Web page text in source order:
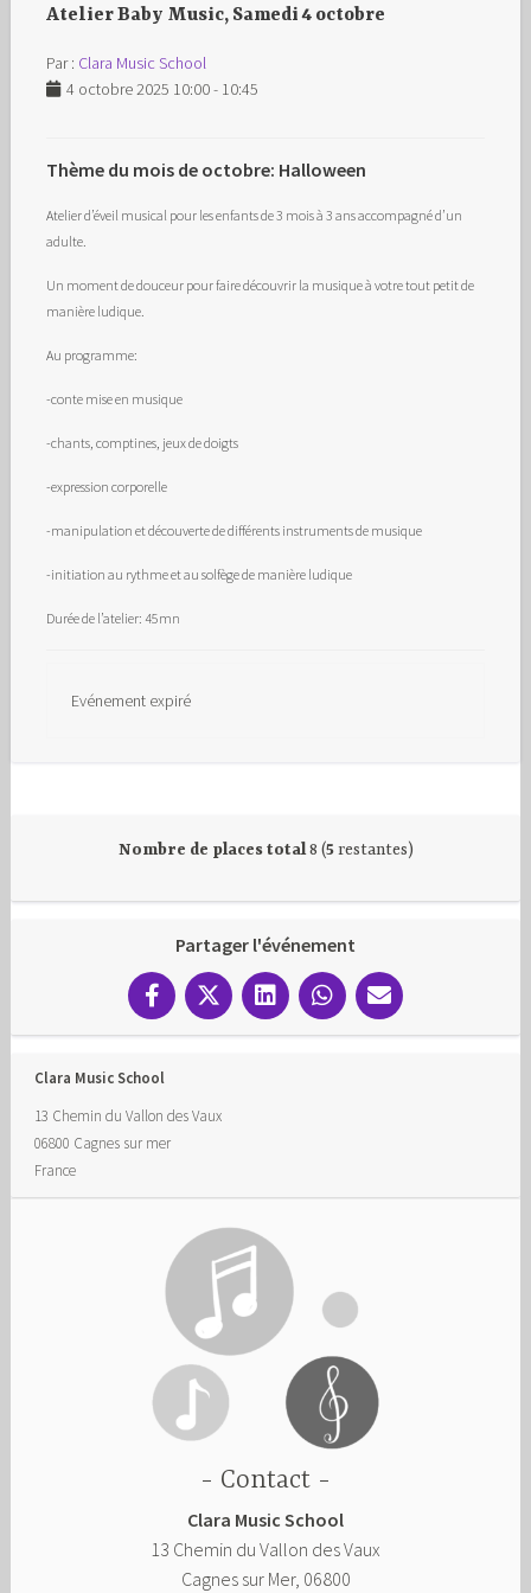
Atelier Baby Music, Samedi 4 octobre
Par : Clara Music School
4 octobre 2025 10:00 - 10:45
Thème du mois de octobre: Halloween
Atelier d’éveil musical pour les enfants de 3 mois à 3 ans accompagné d’un
adulte.
Un moment de douceur pour faire découvrir la musique à votre tout petit de
manière ludique.
Au programme:
-conte mise en musique
-chants, comptines, jeux de doigts
-expression corporelle
-manipulation et découverte de différents instruments de musique
-initiation au rythme et au solfège de manière ludique
Durée de l’atelier: 45mn
Evénement expiré
Nombre de places total8 (5restantes)
Partager l'événement
Clara Music School
13 Chemin du Vallon des Vaux
06800 Cagnes sur mer
France
Contact
Clara Music School
13 Chemin du Vallon des Vaux
Cagnes sur Mer, 06800